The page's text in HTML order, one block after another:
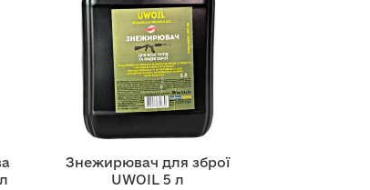
Знежирювач для зброї
UWOIL 5 л